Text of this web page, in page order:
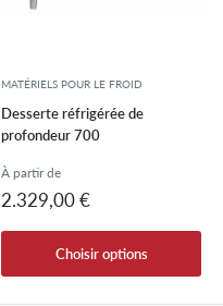
MATÉRIELS POUR LE FROID
Desserte réfrigérée de
profondeur 700
À partir de
Prix
2.329,00 €
Choisir options